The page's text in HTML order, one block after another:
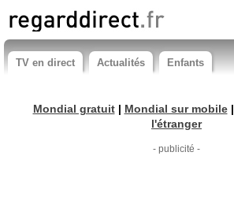
TV en direct Actualités Enfants
Mondial gratuit| Mondial sur mobile|
l'étranger
- publicité -